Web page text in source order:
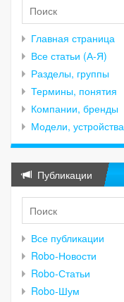
Главная страница
Все статьи (А-Я)
Разделы, группы
Термины, понятия
Компании, бренды
Модели, устройства
Публикации
Все публикации
Robo-Новости
Robo-Статьи
Robo-Шум